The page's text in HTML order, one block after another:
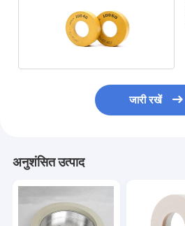
जारी रखें
अनुशंसित उत्पाद